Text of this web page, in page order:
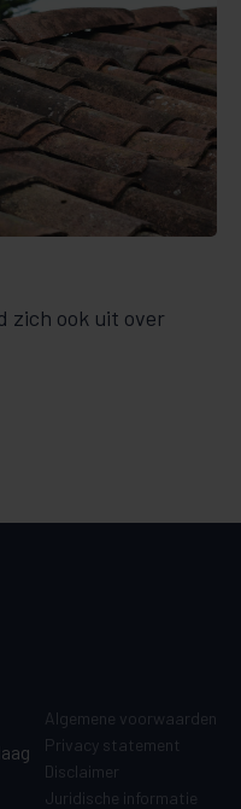
zich ook uit over
Algemene voorwaarden
Privacy statement
Disclaimer
Juridische informatie